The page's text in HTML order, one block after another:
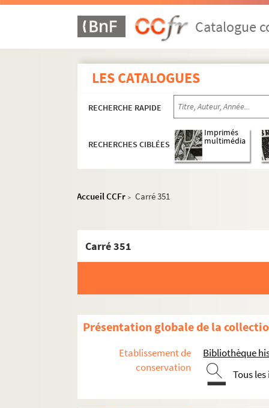
Catalogue
LES CATALOGUES
RECHERCHE RAPIDE
RECHERCHES CIBLÉES
Imprimés
multimédia
Accueil CCFr > Carré 351
Carré 351
Présentation globale de la
Etablissement de
conservation
Bibliothèque
Tous